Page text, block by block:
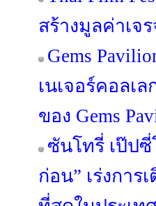
สร้างมูลค่าเจ
Gems
เนเจอร์คอลเ
ของ Gems
ซันโทรี่ เป๊ป
ก่อน” เร่งกา